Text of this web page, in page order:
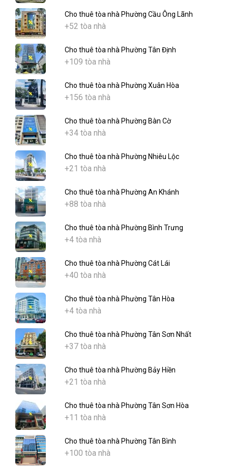
Cho thuê tòa nhà Phường Cầu Ông Lãnh
+52 tòa nhà
Cho thuê tòa nhà Phường Tân Định
+109 tòa nhà
Cho thuê tòa nhà Phường Xuân Hòa
+156 tòa nhà
Cho thuê tòa nhà Phường Bàn Cờ
+34 tòa nhà
Cho thuê tòa nhà Phường Nhiêu Lộc
+21 tòa nhà
Cho thuê tòa nhà Phường An Khánh
+88 tòa nhà
Cho thuê tòa nhà Phường Bình Trưng
+4 tòa nhà
Cho thuê tòa nhà Phường Cát Lái
+40 tòa nhà
Cho thuê tòa nhà Phường Tân Hòa
+4 tòa nhà
Cho thuê tòa nhà Phường Tân Sơn Nhất
+37 tòa nhà
Cho thuê tòa nhà Phường Bảy Hiền
+21 tòa nhà
Cho thuê tòa nhà Phường Tân Sơn Hòa
+11 tòa nhà
Cho thuê tòa nhà Phường Tân Bình
+100 tòa nhà